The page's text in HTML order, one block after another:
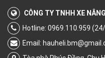
CÔNG TY TNHH XE
Hotline: 0969.110.959
Email: